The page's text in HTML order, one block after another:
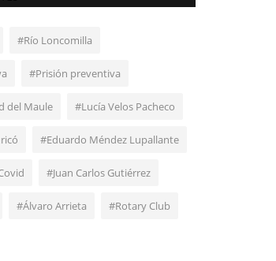
#Río Loncomilla
#Prisión preventiva
del Maule #Lucía Velos Pacheco
#Eduardo Méndez Lupallante
#Juan Carlos Gutiérrez
#Álvaro Arrieta #Rotary Club